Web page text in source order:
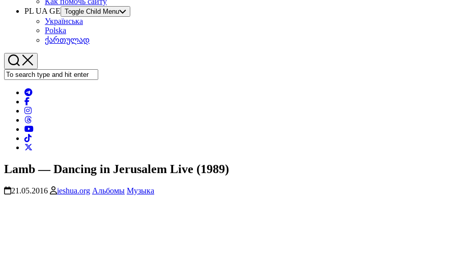
PL UA GE Toggle Child Menu
Українська
Polska
ქართულად
Lamb — Dancing in Jerusalem Live (1989)
21.05.2016 ieshua.org Альбомы Музыка